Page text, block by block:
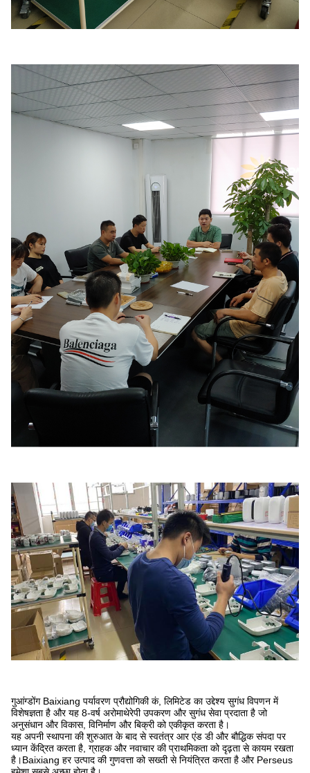
गुआंग्डोंग Baixiang पर्यावरण प्रौद्योगिकी कं, लिमिटेड का उद्देश्य सुगंध विपणन में
विशेषज्ञता है और यह 8-वर्ष अरोमाथेरेपी उपकरण और सुगंध सेवा प्रदाता है जो
अनुसंधान और विकास, विनिर्माण और बिक्री को एकीकृत करता है।
यह अपनी स्थापना की शुरुआत के बाद से स्वतंत्र आर एंड डी और बौद्धिक संपदा पर
ध्यान केंद्रित करता है, ग्राहक और नवाचार की प्राथमिकता को दृढ़ता से कायम रखता
है।Baixiang हर उत्पाद की गुणवत्ता को सख्ती से नियंत्रित करता है और Perseus